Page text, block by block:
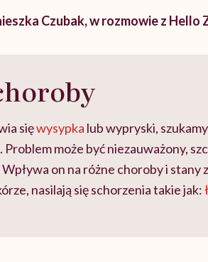
Czubak, w rozmowie z Hello
sięwysypka lub wypryski,
. Problem może być niezauważony,
on na różne choroby i stany
nasilają się schorzenia takie jak: